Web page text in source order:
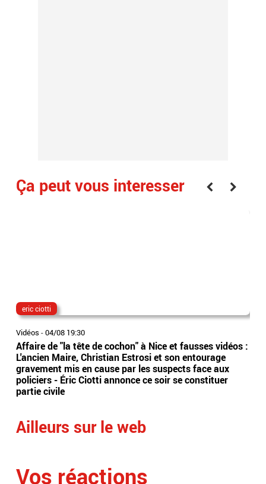
Ça peut vous interesser
eric ciotti
Vidéos -04/08 19:30
Affaire de "la tête de cochon" à Nice et fausses vidéos :
L'ancien Maire, Christian Estrosi et son entourage
gravement mis en cause par les suspects face aux
policiers - Éric Ciotti annonce ce soir se constituer
partie civile
Ailleurs sur le web
Vos réactions